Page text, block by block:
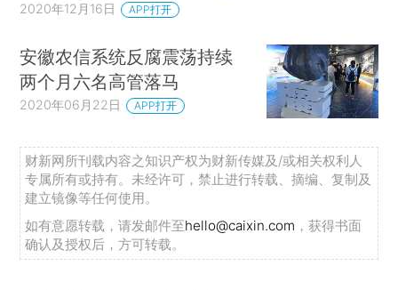
2020年12月16日 APP打开
安徽农信系统反腐震荡持续
两个月六名高管落马
2020年06月22日 APP打开
财新网所刊载内容之知识产权为财新传媒及/或相关权利人
专属所有或持有。未经许可，禁止进行转载、摘编、复制及
建立镜像等任何使用。
如有意愿转载，请发邮件至hello@caixin.com ，获得书面
确认及授权后，方可转载。